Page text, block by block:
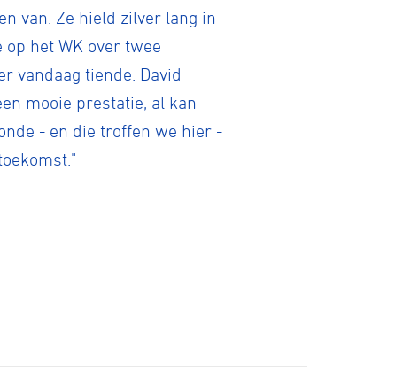
van. Ze hield zilver lang in
het WK over twee
vandaag tiende. David
mooie prestatie, al kan
- en die troffen we hier -
Fixed gear